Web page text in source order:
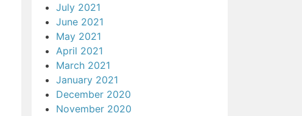
July 2021
June 2021
May 2021
April 2021
March 2021
January 2021
December 2020
November 2020